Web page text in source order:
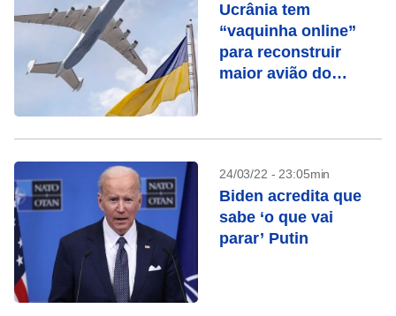
Ucrânia tem
“vaquinha online”
para reconstruir
maior avião do
24/03/22 - 23:05min
Biden acredita que
sabe ‘o que vai
parar’ Putin